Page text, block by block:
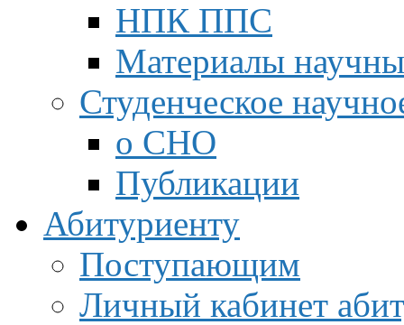
НПК ППС
Материалы
Студенческое
о СНО
Публикации
Абитуриенту
Поступающим
Личный кабинет